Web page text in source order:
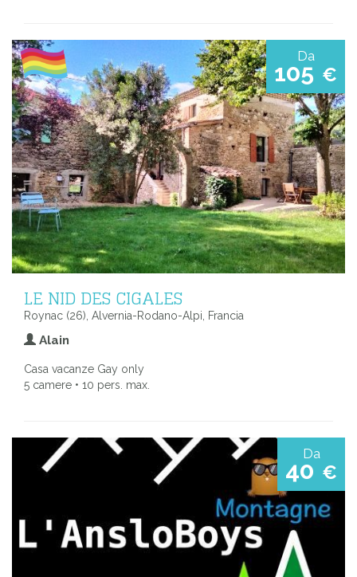
Da
105 €
LE NID DES CIGALES
Roynac (26), Alvernia-Rodano-Alpi, Francia
Alain
Casa vacanze Gay only
5 camere • 10 pers. max.
Da
40 €